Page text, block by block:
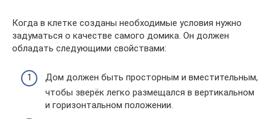
Когда в клетке созданы необходимые условия нужно
задуматься о качестве самого домика. Он должен
обладать следующими свойствами:
Дом должен быть просторным и вместительным,
чтобы зверёк легко размещался в вертикальном
и горизонтальном положении.